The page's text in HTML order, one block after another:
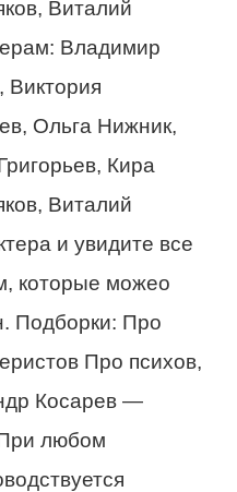
Виталий
Владимир
Ольга Нижник,
Кира
Виталий
и увидите все
которые можео
Подборки: Про
Про психов,
Косарев —
любом